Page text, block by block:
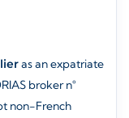
as an expatriate
broker n°
non-French